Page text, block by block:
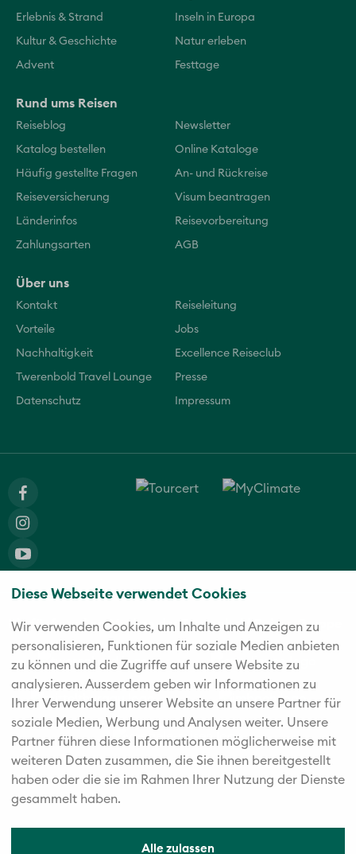
Diese Webseite verwendet Cookies
Wir verwenden Cookies, um Inhalte und Anzeigen zu
personalisieren, Funktionen für soziale Medien anbieten
zu können und die Zugriffe auf unsere Website zu
analysieren. Außerdem geben wir Informationen zu
Ihrer Verwendung unserer Website an unsere Partner für
soziale Medien, Werbung und Analysen weiter. Unsere
Partner führen diese Informationen möglicherweise mit
weiteren Daten zusammen, die Sie ihnen bereitgestellt
haben oder die sie im Rahmen Ihrer Nutzung der Dienste
gesammelt haben.
Alle zulassen
Erlebnis & Strand Inseln in Europa
Kultur & Geschichte Natur erleben
Advent Festtage
Rund ums Reisen
Reiseblog Newsletter
Katalog bestellen Online Kataloge
Häufig gestellte Fragen An- und Rückreise
Reiseversicherung Visum beantragen
Länderinfos Reisevorbereitung
Zahlungsarten AGB
Über uns
Kontakt Reiseleitung
Vorteile Jobs
Nachhaltigkeit Excellence Reiseclub
Twerenbold Travel Lounge Presse
Datenschutz Impressum
Die fünf starken Marken der Twerenbold Reisen Gruppe